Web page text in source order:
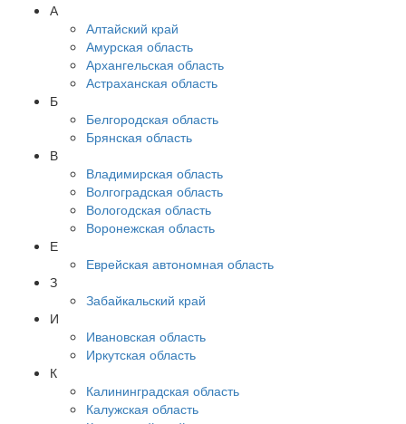
А
Алтайский край
Амурская область
Архангельская область
Астраханская область
Б
Белгородская область
Брянская область
В
Владимирская область
Волгоградская область
Вологодская область
Воронежская область
Е
Еврейская автономная область
З
Забайкальский край
И
Ивановская область
Иркутская область
К
Калининградская область
Калужская область